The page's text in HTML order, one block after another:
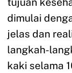
dimulai
jelas dan
langkah-
kaki selama